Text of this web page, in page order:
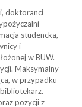
doktoranci
studencka,
i
w BUW.
Maksymalny
w przypadku
pozycji z